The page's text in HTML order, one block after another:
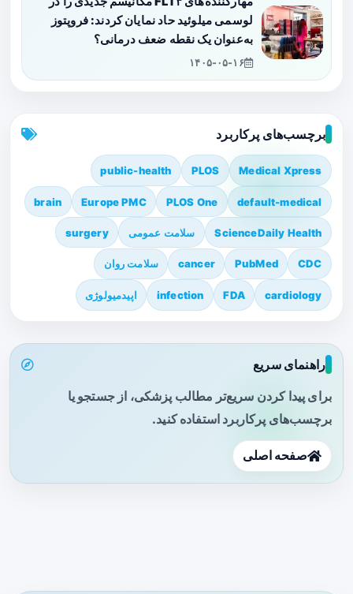
لوسمی میلوئید حاد نمایان کردند: فروپتوز
به‌عنوان یک نقطه ضعف درمانی؟
۱۴۰۵-۰۵-۱۶
برچسب‌های پرکاربرد
Medical Xpress
PLOS
public-health
default-medical
PLOS One
Europe PMC
brain
ScienceDaily Health سلامت عمومی surgery
CDC
PubMed
cancer سلامت روان
cardiology
FDA
infection اپیدمیولوژی
راهنمای سریع
برای پیدا کردن سریع‌تر مطالب پزشکی، از جستجو یا
برچسب‌های پرکاربرد استفاده کنید.
صفحه اصلی